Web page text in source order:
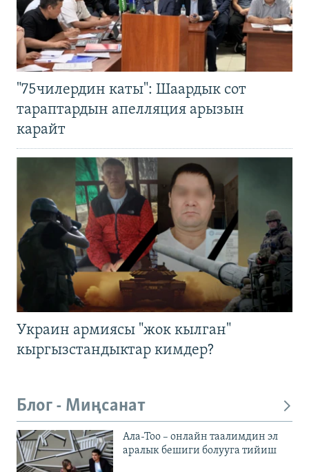
"75чилердин каты": Шаардык сот
тараптардын апелляция арызын
карайт
Украин армиясы "жок кылган"
кыргызстандыктар кимдер?
Блог - Миңсанат
Ала-Тоо – онлайн таалимдин эл
аралык бешиги болууга тийиш